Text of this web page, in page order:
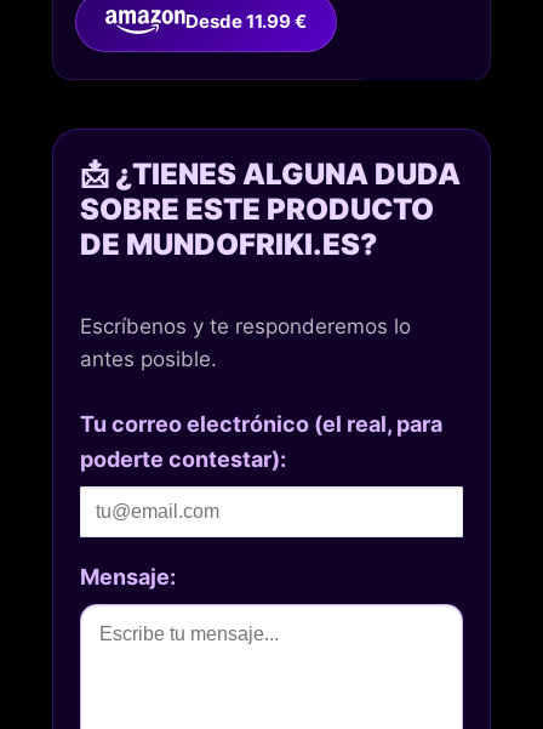
Desde 11.99 €
📩 ¿TIENES ALGUNA DUDA
SOBRE ESTE PRODUCTO
DE MUNDOFRIKI.ES?
Escríbenos y te responderemos lo
antes posible.
Tu correo electrónico (el real, para
poderte contestar):
Mensaje: